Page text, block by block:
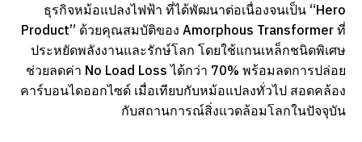
ธุรกิจหม้อแปลงไฟฟ้า ที่ได้พัฒนาต่อเนื่องจนเป็น “Hero
Product” ด้วยคุณสมบัติของ Amorphous Transformer ที่
ประหยัดพลังงานและรักษ์โลก โดยใช้แกนเหล็กชนิดพิเศษ
ช่วยลดค่า No Load Loss ได้กว่า 70% พร้อมลดการปล่อย
คาร์บอนไดออกไซด์ เมื่อเทียบกับหม้อแปลงทั่วไป สอดคล้อง
กับสถานการณ์สิ่งแวดล้อมโลกในปัจจุบัน